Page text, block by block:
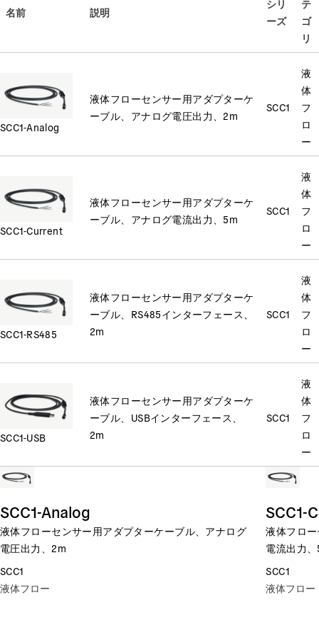
名前 説明
シリ
ーズ
テ
ゴ
リ
SCC1-Analog
液体フローセンサー用アダプターケ
ーブル、アナログ電圧出力、2m
SCC1
液
体
フ
ロ
ー
SCC1-Current
液体フローセンサー用アダプターケ
ーブル、アナログ電流出力、5m
SCC1
液
体
フ
ロ
ー
SCC1-RS485
液体フローセンサー用アダプターケ
ーブル、RS485インターフェース、
2m
SCC1
液
体
フ
ロ
ー
SCC1-USB
液体フローセンサー用アダプターケ
ーブル、USBインターフェース、
2m
SCC1
液
体
フ
ロ
ー
SCC1-Analog
液体フローセンサー用アダプターケーブル、アナログ
電圧出力、2m
SCC1
液体フロー
SCC1-
液体フロ
電流出力
SCC1
液体フロー